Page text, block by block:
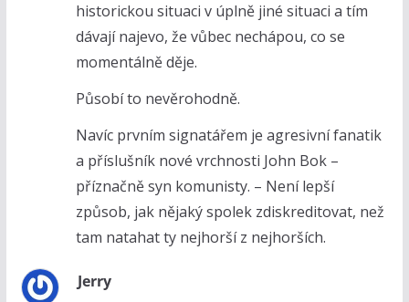
historickou situaci v úplně jiné situaci a tím
dávají najevo, že vůbec nechápou, co se
momentálně děje.
Působí to nevěrohodně.
Navíc prvním signatářem je agresivní fanatik
a příslušník nové vrchnosti John Bok –
příznačně syn komunisty. – Není lepší
způsob, jak nějaký spolek zdiskreditovat, než
tam natahat ty nejhorší z nejhorších.
Jerry